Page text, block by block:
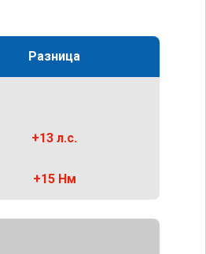
Разница
+13 л.с.
+15 Нм